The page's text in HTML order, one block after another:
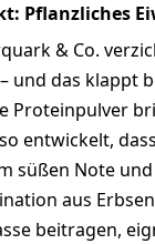
Pflanzliches
& Co.
und das klappt
Proteinpulver
entwickelt,
süßen Note
aus
beitragen,